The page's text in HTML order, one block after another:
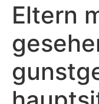
Eltern